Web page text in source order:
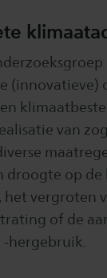
(innovatieve)
van
droogte op
het vergroten
of de
hergebruik.